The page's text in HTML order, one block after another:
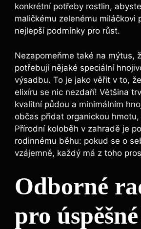
konkrétní potřeby rostlin,
maličkému zelenému miláčkovi
nejlepší podmínky pro růst.
Nezapomeňme také na mýtus,
potřebují nějaké speciální
výsadbu. To je jako věřit v to,
elixíru se nic nezdaří! Většina
kvalitní půdou a minimálním
občas přidat organickou hmotu,
Přírodní koloběh v zahradě je
rodinnému běhu: pokud se o
vzájemně, každý má z toho
Odborné
pro úspěšné